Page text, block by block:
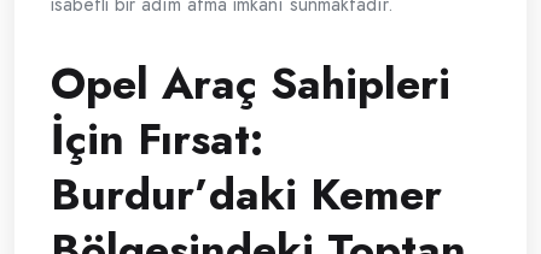
Opel Araç Sahipleri
İçin Fırsat:
Burdur’daki Kemer